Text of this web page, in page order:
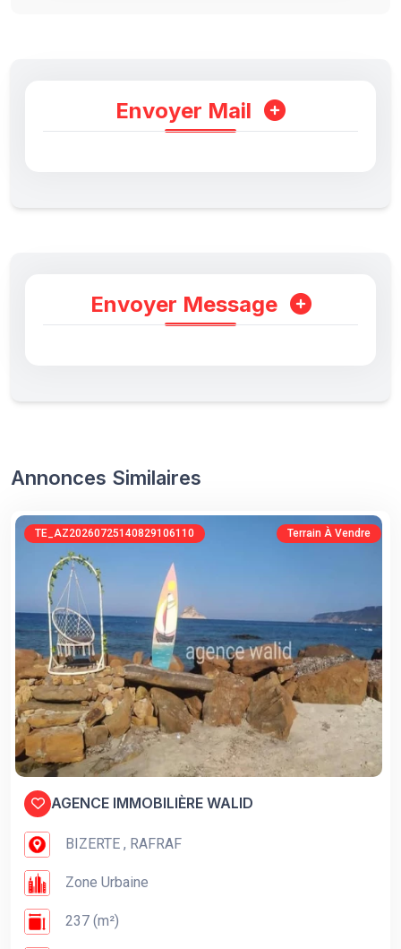
Envoyer Mail
Envoyer Message
Annonces Similaires
TE_AZ20260725140829106110 Terrain À Vendre
AGENCE IMMOBILIÈRE WALID
BIZERTE , RAFRAF
Zone Urbaine
237 (m²)